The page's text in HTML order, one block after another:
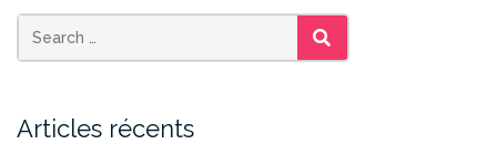
SEARCH
Articles récents